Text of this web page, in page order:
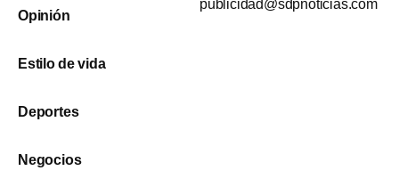
Opinión
Estilo de vida
Deportes
Negocios
publicidad@sdpnoticias.com